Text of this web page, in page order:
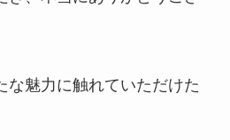
な魅力に触れていただけた